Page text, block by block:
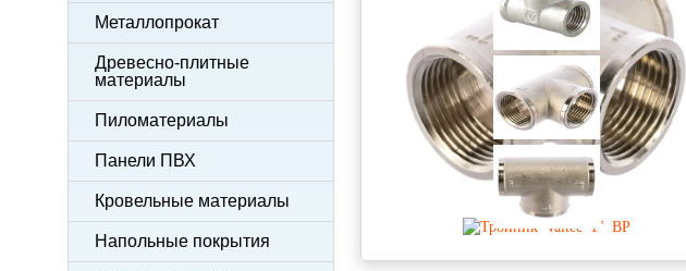
Металлопрокат
Древесно-плитные
материалы
Пиломатериалы
Панели ПВХ
Кровельные материалы
Напольные покрытия